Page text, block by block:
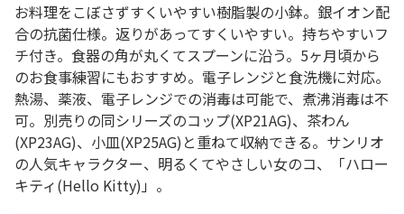
お料理をこぼさずすくいやすい樹脂製の小鉢。銀イオン配
合の抗菌仕様。返りがあってすくいやすい。持ちやすいフ
チ付き。食器の角が丸くてスプーンに沿う。5ヶ月頃から
のお食事練習にもおすすめ。電子レンジと食洗機に対応。
熱湯、薬液、電子レンジでの消毒は可能で、煮沸消毒は不
可。別売りの同シリーズのコップ(XP21AG)、茶わん
(XP23AG)、小皿(XP25AG)と重ねて収納できる。サンリオ
の人気キャラクター、明るくてやさしい女のコ、「ハロー
キティ(Hello Kitty)」。